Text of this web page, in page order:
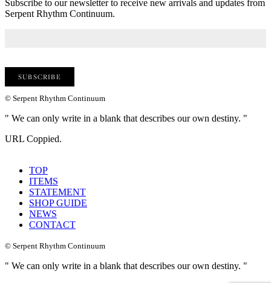
Subscribe to our newsletter to receive new arrivals and updates from
Serpent Rhythm Continuum.
© Serpent Rhythm Continuum
" We can only write in a blank that describes our own destiny. "
URL Coppied.
TOP
ITEMS
STATEMENT
SHOP GUIDE
NEWS
CONTACT
© Serpent Rhythm Continuum
" We can only write in a blank that describes our own destiny. "